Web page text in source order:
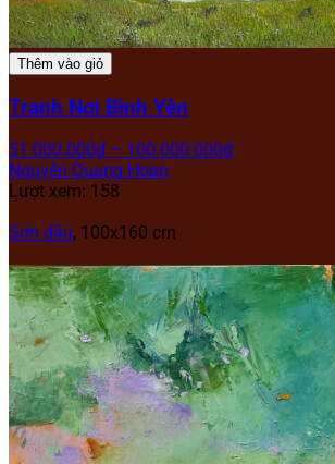
Thêm vào giỏ
Tranh Nơi Bình Yên
51.000.000₫ – 100.000.000₫
Nguyễn Quang Hoan
Lượt xem: 158
Sơn dầu, 100x160 cm